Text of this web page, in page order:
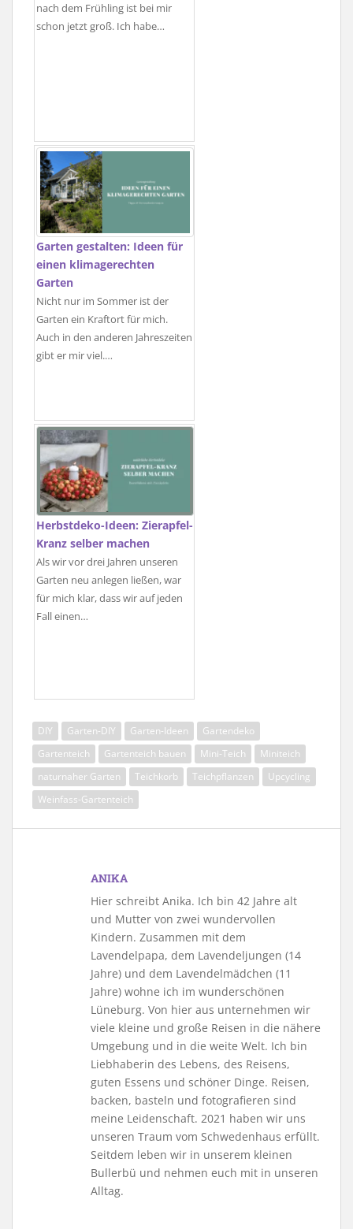
nach dem Frühling ist bei mir
schon jetzt groß. Ich habe…
Garten gestalten: Ideen für
einen klimagerechten
Garten
Nicht nur im Sommer ist der
Garten ein Kraftort für mich.
Auch in den anderen Jahreszeiten
gibt er mir viel.…
Herbstdeko-Ideen: Zierapfel-
Kranz selber machen
Als wir vor drei Jahren unseren
Garten neu anlegen ließen, war
für mich klar, dass wir auf jeden
Fall einen…
DIY Garten-DIY Garten-Ideen
Gartendeko
Gartenteich
Gartenteich bauen Mini-Teich
Miniteich
naturnaher Garten
Teichkorb Teichpflanzen
Upcycling
Weinfass-Gartenteich
ANIKA
Hier schreibt Anika. Ich bin 42 Jahre alt
und Mutter von zwei wundervollen
Kindern. Zusammen mit dem
Lavendelpapa, dem Lavendeljungen (14
Jahre) und dem Lavendelmädchen (11
Jahre) wohne ich im wunderschönen
Lüneburg. Von hier aus unternehmen wir
viele kleine und große Reisen in die nähere
Umgebung und in die weite Welt. Ich bin
Liebhaberin des Lebens, des Reisens,
guten Essens und schöner Dinge. Reisen,
backen, basteln und fotografieren sind
meine Leidenschaft. 2021 haben wir uns
unseren Traum vom Schwedenhaus erfüllt.
Seitdem leben wir in unserem kleinen
Bullerbü und nehmen euch mit in unseren
Alltag.